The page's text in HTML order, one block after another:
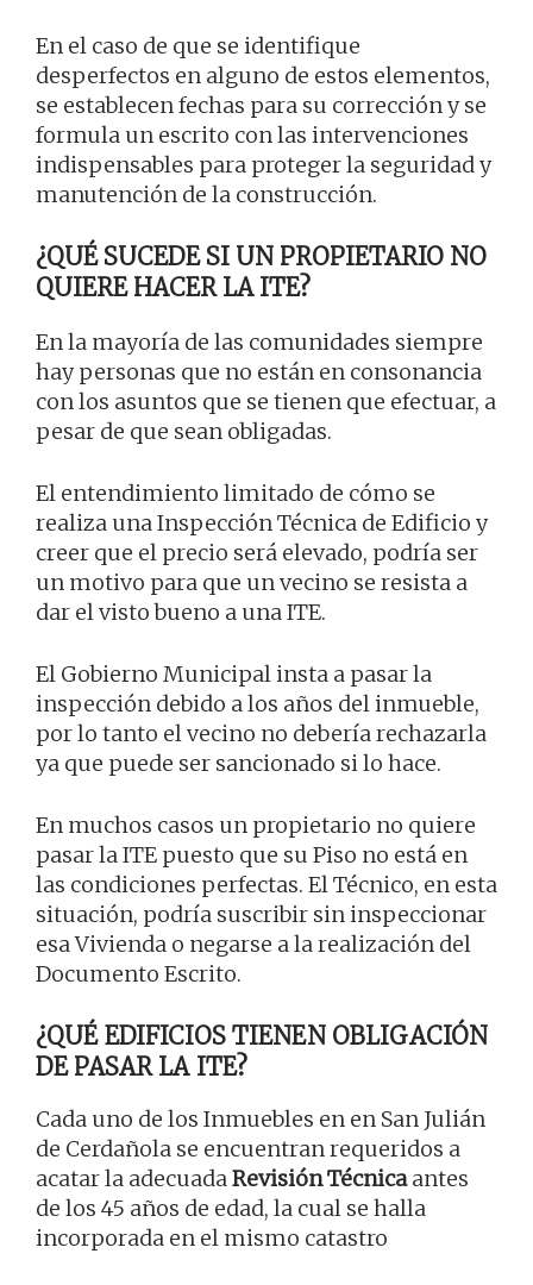
En el caso de que se identifique
desperfectos en alguno de estos elementos,
se establecen fechas para su corrección y se
formula un escrito con las intervenciones
indispensables para proteger la seguridad y
manutención de la construcción.
¿QUÉ SUCEDE SI UN PROPIETARIO NO
QUIERE HACER LA ITE?
En la mayoría de las comunidades siempre
hay personas que no están en consonancia
con los asuntos que se tienen que efectuar, a
pesar de que sean obligadas.
El entendimiento limitado de cómo se
realiza una Inspección Técnica de Edificio y
creer que el precio será elevado, podría ser
un motivo para que un vecino se resista a
dar el visto bueno a una ITE.
El Gobierno Municipal insta a pasar la
inspección debido a los años del inmueble,
por lo tanto el vecino no debería rechazarla
ya que puede ser sancionado si lo hace.
En muchos casos un propietario no quiere
pasar la ITE puesto que su Piso no está en
las condiciones perfectas. El Técnico, en esta
situación, podría suscribir sin inspeccionar
esa Vivienda o negarse a la realización del
Documento Escrito.
¿QUÉ EDIFICIOS TIENEN OBLIGACIÓN
DE PASAR LA ITE?
Cada uno de los Inmuebles en en San Julián
de Cerdañola se encuentran requeridos a
acatar la adecuadaRevisión Técnicaantes
de los 45 años de edad, la cual se halla
incorporada en el mismo catastro